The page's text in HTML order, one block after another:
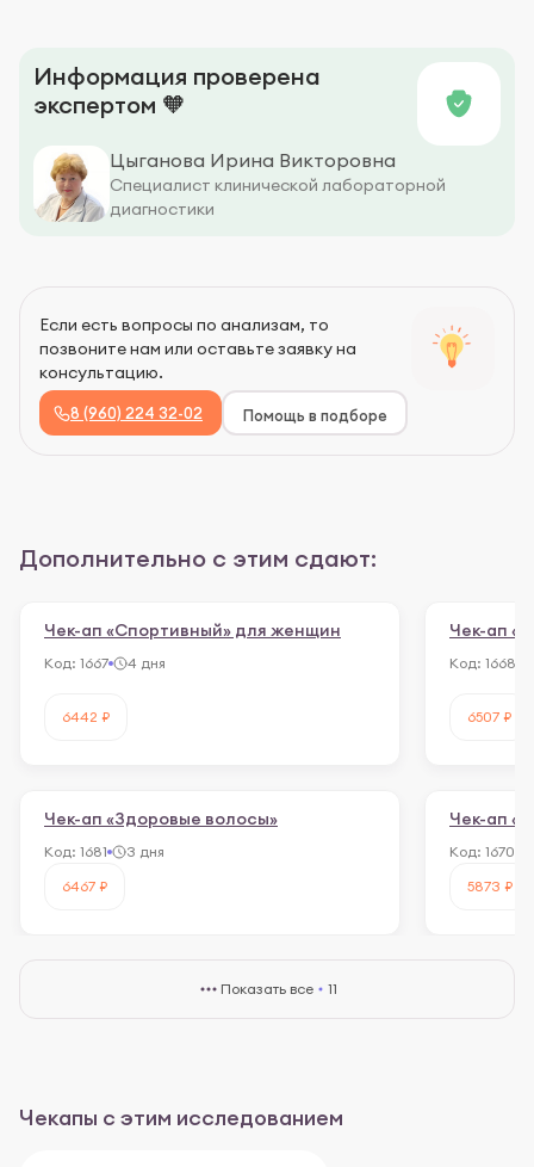
Информация проверена
экспертом 🧡
Цыганова Ирина Викторовна
Специалист клинической лабораторной
диагностики
Если есть вопросы по анализам, то
позвоните нам или оставьте заявку на
консультацию.
8 (960) 224 32-02 Помощь в подборе
Дополнительно с этим сдают:
Чек-ап «Спортивный» для женщин
Код: 1667 4 дня
6442 ₽
Чек-ап
Код: 1668
6507 ₽
Чек-ап «Здоровые волосы»
Код: 1681
3 дня
6467 ₽
Чек-ап
Код: 1670
5873 ₽
Показать все 11
Чекапы с этим исследованием